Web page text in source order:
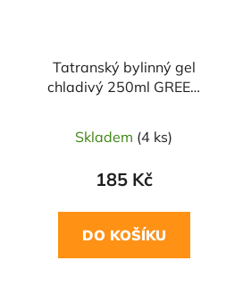
Tatranský bylinný gel
chladivý 250ml GREEN
Skladem (4 ks)
185 Kč
DO KOŠÍKU